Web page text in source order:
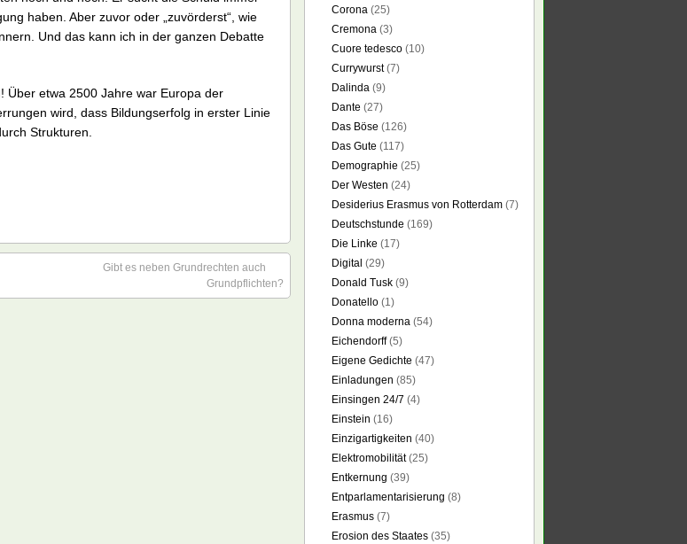
haben. Aber zuvor oder „zuvörderst“, wie
Und das kann ich in der ganzen Debatte
Über etwa 2500 Jahre war Europa der
wird, dass Bildungserfolg in erster Linie
Strukturen.
Gibt es neben Grundrechten auch
Grundpflichten?
Corona (25)
Cremona (3)
Cuore tedesco (10)
Currywurst(7)
Dalinda (9)
Dante (27)
Das Böse (126)
Das Gute (117)
Demographie (25)
Der Westen (24)
Desiderius Erasmus von Rotterdam (7)
Deutschstunde (169)
Die Linke (17)
Digital (29)
Donald Tusk (9)
Donatello (1)
Donna moderna (54)
Eichendorff(5)
Eigene Gedichte (47)
Einladungen (85)
Einsingen 24/7 (4)
Einstein (16)
Einzigartigkeiten (40)
Elektromobilität(25)
Entkernung (39)
Entparlamentarisierung (8)
Erasmus (7)
Erosion des Staates (35)